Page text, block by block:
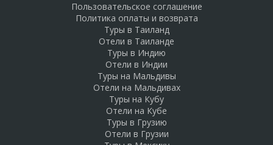
Пользовательское соглашение
Политика оплаты и возврата
Туры в Таиланд
Отели в Таиланде
Туры в Индию
Отели в Индии
Туры на Мальдивы
Отели на Мальдивах
Туры на Кубу
Отели на Кубе
Туры в Грузию
Отели в Грузии